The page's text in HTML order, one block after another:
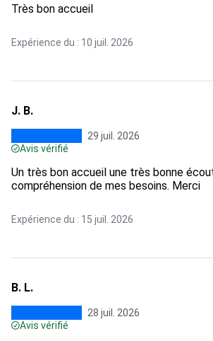
Très bon accueil
Expérience du : 10 juil. 2026
J. B.
29 juil. 2026
Avis vérifié
Un très bon accueil une très bonne
compréhension de mes besoins. Merci
Expérience du : 15 juil. 2026
B. L.
28 juil. 2026
Avis vérifié